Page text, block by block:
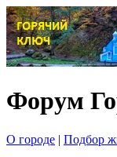
Форум
О городе | Подбор